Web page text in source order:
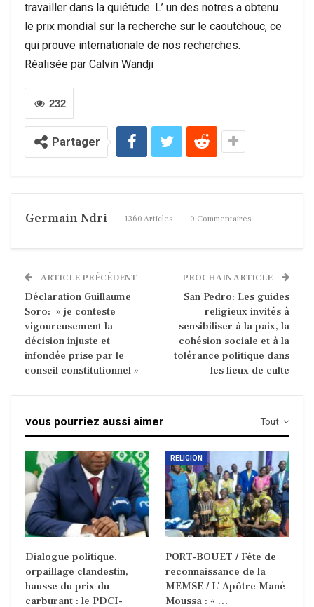
travailler dans la quiétude. L’ un des notres a obtenu
le prix mondial sur la recherche sur le caoutchouc, ce
qui prouve internationale de nos recherches.
Réalisée par Calvin Wandji
232
Partager
Germain Ndri 1360 Articles 0 Commentaires
ARTICLE PRÉCÉDENT
Déclaration Guillaume
Soro: » je conteste
vigoureusement la
décision injuste et
infondée prise par le
conseil constitutionnel »
PROCHAIN ARTICLE
San Pedro: Les guides
religieux invités à
sensibiliser à la paix, la
cohésion sociale et à la
tolérance politique dans
les lieux de culte
Tout
vous pourriez aussi aimer
Dialogue politique,
orpaillage clandestin,
hausse du prix du
carburant : le PDCI-
RELIGION
PORT-BOUET / Fête de
reconnaissance de la
MEMSE / L’ Apôtre Mané
Moussa : « …